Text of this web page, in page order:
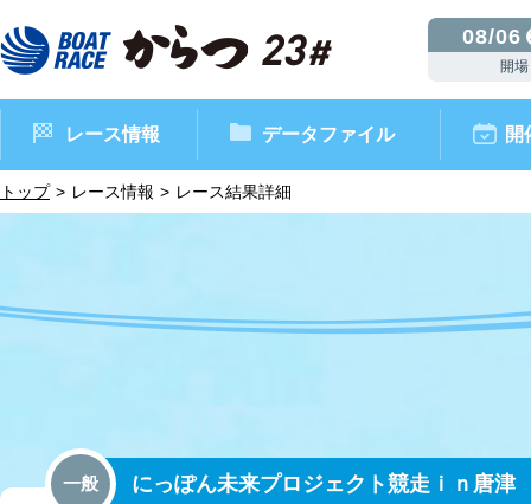
08/06
開場
レース情報 データファイル 開
トップ レース情報 レース結果詳細
一般 にっぽん未来プロジェクト競走ｉｎ唐津